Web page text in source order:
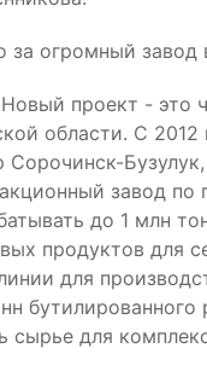
за огромный
проект - это
области. С
Сорочинск-
завод по
до 1 млн
продуктов для
для
сырье для